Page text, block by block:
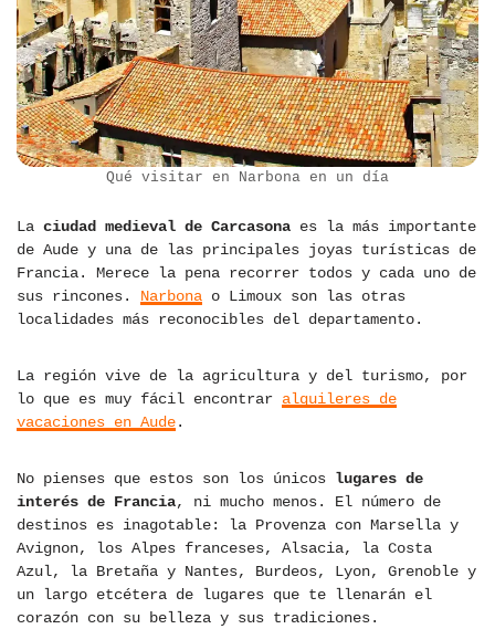
Qué visitar en Narbona en un día
La ciudad medieval de Carcasona es la más importante
de Aude y una de las principales joyas turísticas de
Francia. Merece la pena recorrer todos y cada uno de
sus rincones. Narbona o Limoux son las otras
localidades más reconocibles del departamento.
La región vive de la agricultura y del turismo, por
lo que es muy fácil encontrar alquileres de
vacaciones en Aude.
No pienses que estos son los únicos lugares de
interés de Francia, ni mucho menos. El número de
destinos es inagotable: la Provenza con Marsella y
Avignon, los Alpes franceses, Alsacia, la Costa
Azul, la Bretaña y Nantes, Burdeos, Lyon, Grenoble y
un largo etcétera de lugares que te llenarán el
corazón con su belleza y sus tradiciones.